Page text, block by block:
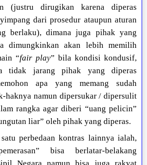
(justru dirugikan karena diperas
dari prosedur ataupun aturan
berlaku), dimana juga pihak yang
dimungkinkan akan lebih memilih
“fair play” bila kondisi kondusif,
tidak jarang pihak yang diperas
apa yang memang sudah
haknya namun dipersukar / dipersulit
rangka agar diberi “uang pelicin”
liar” oleh pihak yang diperas.
satu perbedaan kontras lainnya ialah,
bisa berlatar-belakang